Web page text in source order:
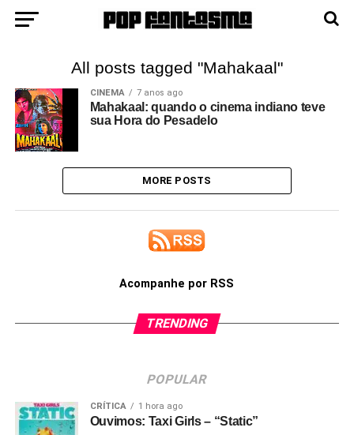
All posts tagged "Mahakaal"
CINEMA 7 anos ago
Mahakaal: quando o cinema indiano teve
sua Hora do Pesadelo
MORE POSTS
Acompanhe por RSS
TRENDING
POPULAR
CRÍTICA 1 hora ago
Ouvimos: Taxi Girls – “Static”